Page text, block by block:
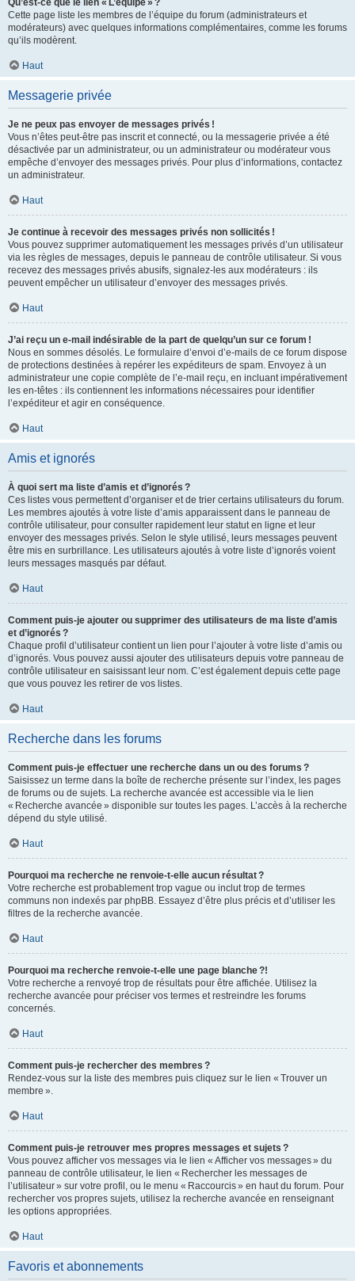
Qu’est-ce que le lien « L’équipe » ?
Cette page liste les membres de l’équipe du forum (administrateurs et
modérateurs) avec quelques informations complémentaires, comme les forums
qu’ils modèrent.
Haut
Messagerie privée
Je ne peux pas envoyer de messages privés !
Vous n’êtes peut-être pas inscrit et connecté, ou la messagerie privée a été
désactivée par un administrateur, ou un administrateur ou modérateur vous
empêche d’envoyer des messages privés. Pour plus d’informations, contactez
un administrateur.
Haut
Je continue à recevoir des messages privés non sollicités !
Vous pouvez supprimer automatiquement les messages privés d’un utilisateur
via les règles de messages, depuis le panneau de contrôle utilisateur. Si vous
recevez des messages privés abusifs, signalez-les aux modérateurs : ils
peuvent empêcher un utilisateur d’envoyer des messages privés.
Haut
J’ai reçu un e-mail indésirable de la part de quelqu’un sur ce forum !
Nous en sommes désolés. Le formulaire d’envoi d’e-mails de ce forum dispose
de protections destinées à repérer les expéditeurs de spam. Envoyez à un
administrateur une copie complète de l’e-mail reçu, en incluant impérativement
les en-têtes : ils contiennent les informations nécessaires pour identifier
l’expéditeur et agir en conséquence.
Haut
Amis et ignorés
À quoi sert ma liste d’amis et d’ignorés ?
Ces listes vous permettent d’organiser et de trier certains utilisateurs du forum.
Les membres ajoutés à votre liste d’amis apparaissent dans le panneau de
contrôle utilisateur, pour consulter rapidement leur statut en ligne et leur
envoyer des messages privés. Selon le style utilisé, leurs messages peuvent
être mis en surbrillance. Les utilisateurs ajoutés à votre liste d’ignorés voient
leurs messages masqués par défaut.
Haut
Comment puis-je ajouter ou supprimer des utilisateurs de ma liste d’amis
et d’ignorés ?
Chaque profil d’utilisateur contient un lien pour l’ajouter à votre liste d’amis ou
d’ignorés. Vous pouvez aussi ajouter des utilisateurs depuis votre panneau de
contrôle utilisateur en saisissant leur nom. C’est également depuis cette page
que vous pouvez les retirer de vos listes.
Haut
Recherche dans les forums
Comment puis-je effectuer une recherche dans un ou des forums ?
Saisissez un terme dans la boîte de recherche présente sur l’index, les pages
de forums ou de sujets. La recherche avancée est accessible via le lien
« Recherche avancée » disponible sur toutes les pages. L’accès à la recherche
dépend du style utilisé.
Haut
Pourquoi ma recherche ne renvoie-t-elle aucun résultat ?
Votre recherche est probablement trop vague ou inclut trop de termes
communs non indexés par phpBB. Essayez d’être plus précis et d’utiliser les
filtres de la recherche avancée.
Haut
Pourquoi ma recherche renvoie-t-elle une page blanche ?!
Votre recherche a renvoyé trop de résultats pour être affichée. Utilisez la
recherche avancée pour préciser vos termes et restreindre les forums
concernés.
Haut
Comment puis-je rechercher des membres ?
Rendez-vous sur la liste des membres puis cliquez sur le lien « Trouver un
membre ».
Haut
Comment puis-je retrouver mes propres messages et sujets ?
Vous pouvez afficher vos messages via le lien « Afficher vos messages » du
panneau de contrôle utilisateur, le lien « Rechercher les messages de
l’utilisateur » sur votre profil, ou le menu « Raccourcis » en haut du forum. Pour
rechercher vos propres sujets, utilisez la recherche avancée en renseignant
les options appropriées.
Haut
Favoris et abonnements